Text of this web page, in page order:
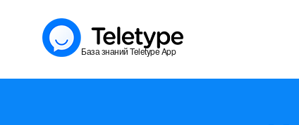
Перейти
База знаний Teletype App